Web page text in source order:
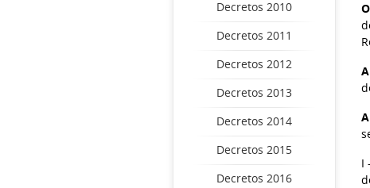
Decretos 2010
Decretos 2011
Decretos 2012
Decretos 2013
Decretos 2014
Decretos 2015
Decretos 2016
I